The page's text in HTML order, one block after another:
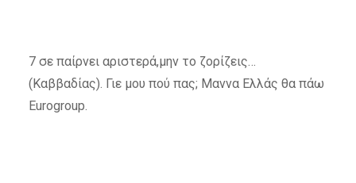
7 σε παίρνει αριστερά,μην το ζορίζεις…
(Καββαδίας). Γιε μου πού πας; Μαννα Ελλάς θα πάω
Eurogroup.